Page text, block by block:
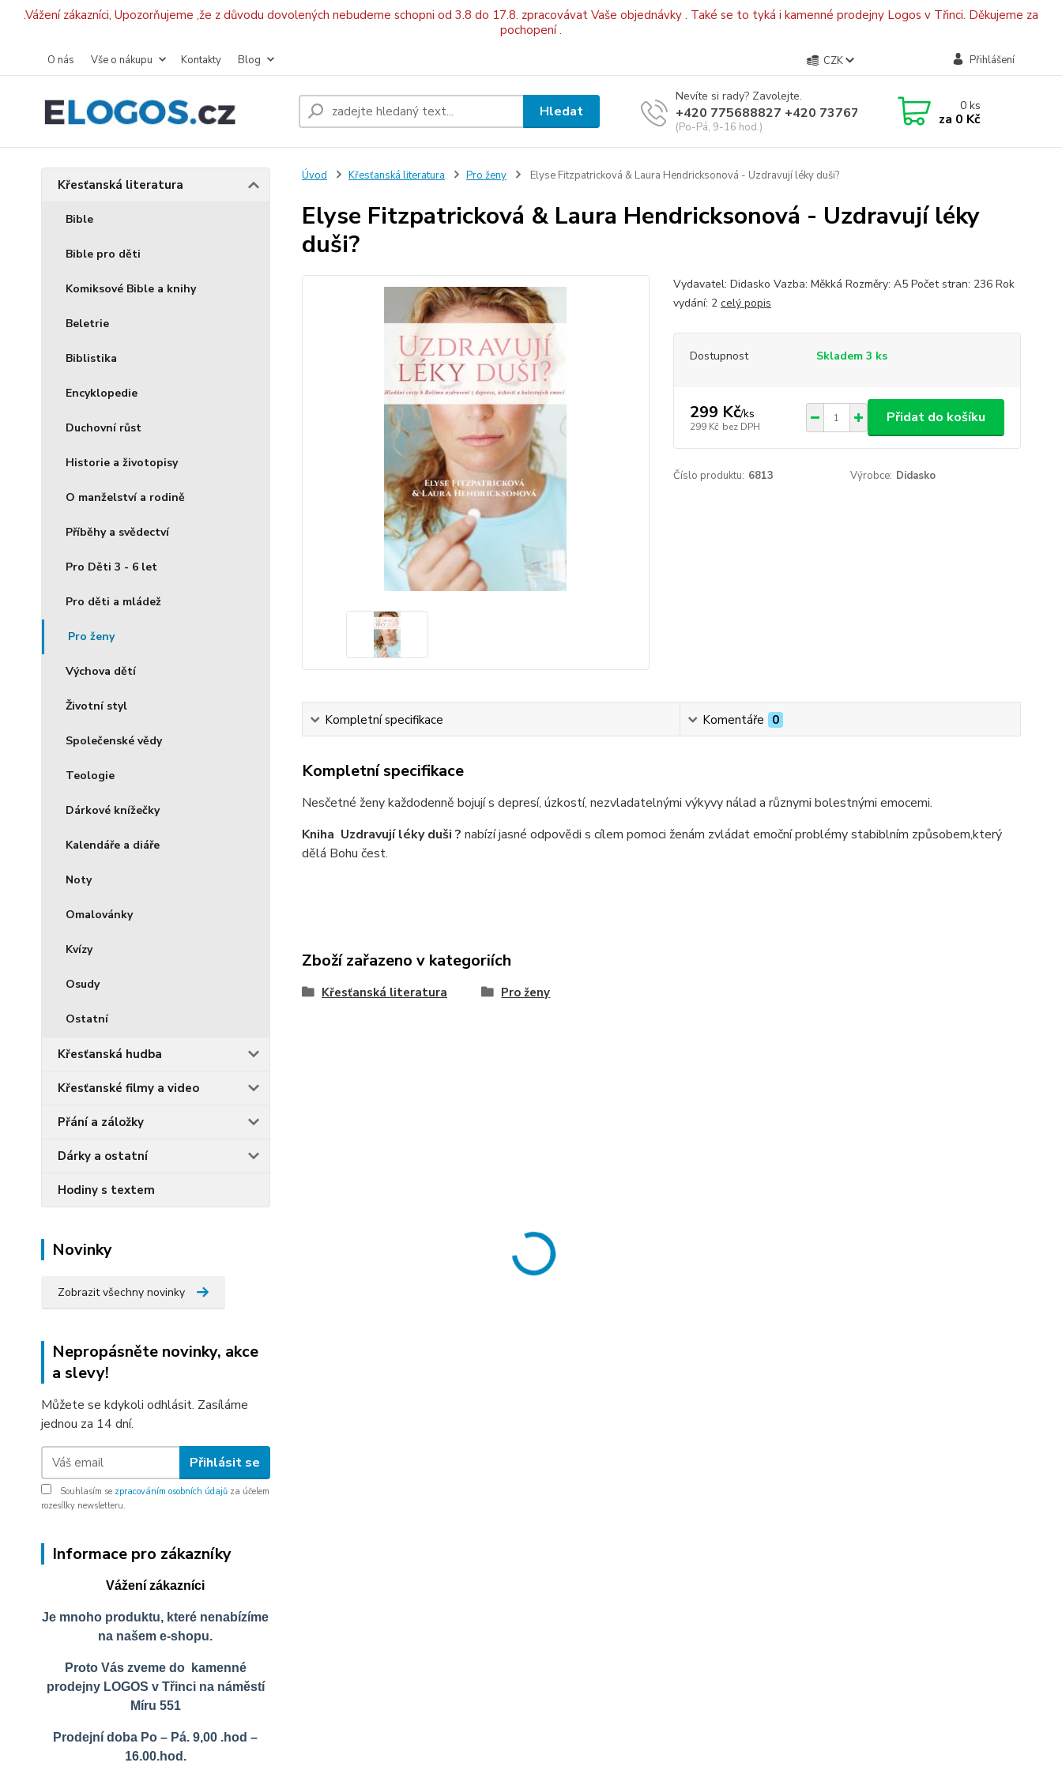
.Vážení zákazníci, Upozorňujeme ,že z důvodu dovolených nebudeme schopni od 3.8 do 17.8. zpracovávat Vaše objednávky . Také se to tyká i kamenné prodejny Logos v Třinci. Děkujeme za
pochopení .
O nás Vše o nákupu Kontakty Blog CZK Přihlášení
Hledat
Nevíte si rady? Zavolejte.
+420 775688827 +420 737670415
(Po-Pá, 9-16 hod.)
0ks
za 0 Kč
Křesťanská literatura
Bible
Bible pro děti
Komiksové Bible a knihy
Beletrie
Biblistika
Encyklopedie
Duchovní růst
Historie a životopisy
O manželství a rodině
Příběhy a svědectví
Pro Děti 3 - 6 let
Pro děti a mládež
Pro ženy
Výchova dětí
Životní styl
Společenské vědy
Teologie
Dárkové knížečky
Kalendáře a diáře
Noty
Omalovánky
Kvízy
Osudy
Ostatní
Křesťanská hudba
Křesťanské filmy a video
Přání a záložky
Dárky a ostatní
Hodiny s textem
Novinky
Zobrazit všechny novinky
Nepropásněte novinky, akce
a slevy!
Můžete se kdykoli odhlásit. Zasíláme
jednou za 14 dní.
Přihlásit se
Souhlasím se zpracováním osobních údajů za účelem
rozesílky newsletteru.
Informace pro zákazníky
Vážení zákazníci
Je mnoho produktu, které nenabízíme
na našem e-shopu.
Proto Vás zveme do kamenné
prodejny LOGOS v Třinci na náměstí
Míru 551
Prodejní doba Po – Pá. 9,00 .hod –
16.00.hod.
Úvod Křesťanská literatura Pro ženy Elyse Fitzpatricková & Laura Hendricksonová - Uzdravují léky duši?
Elyse Fitzpatricková & Laura Hendricksonová - Uzdravují léky
duši?
Vydavatel: Didasko Vazba: Měkká Rozměry: A5 Počet stran: 236 Rok
vydání: 2 celý popis
Dostupnost Skladem 3 ks
299 Kč/ks
299 Kč bez DPH
Přidat do košíku
Číslo produktu: 6813 Výrobce: Didasko
Kompletní specifikace Komentáře 0
Kompletní specifikace
Nesčetné ženy každodenně bojují s depresí, úzkostí, nezvladatelnými výkyvy nálad a různymi bolestnými emocemi.
Kniha Uzdravují léky duši ? nabízí jasné odpovědi s cílem pomoci ženám zvládat emoční problémy stabiblním způsobem,který
dělá Bohu čest.
Zboží zařazeno v kategoriích
Křesťanská literatura Pro ženy